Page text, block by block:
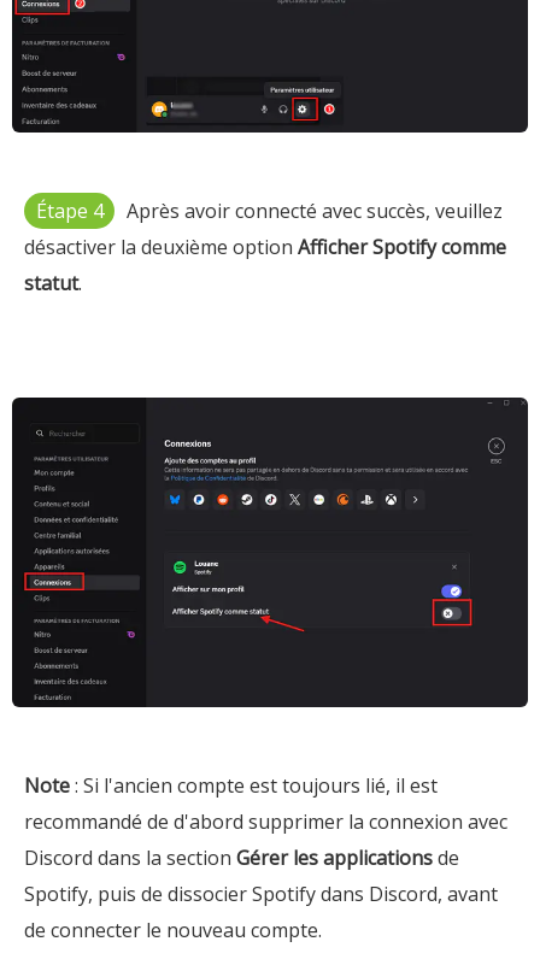
Étape 4
Après avoir connecté avec succès, veuillez
désactiver la deuxième option Afficher Spotify comme
statut.
Note: Si l'ancien compte est toujours lié, il est
recommandé de d'abord supprimer la connexion avec
Discord dans la section Gérer les applicationsde
Spotify, puis de dissocier Spotify dans Discord, avant
de connecter le nouveau compte.